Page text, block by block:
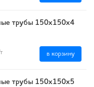
трубы 150x150x4
в корзину
трубы 150x150x5